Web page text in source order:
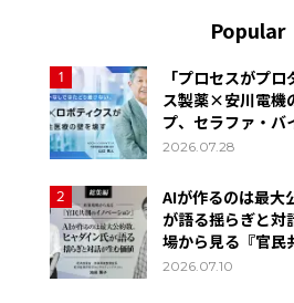
Popular
1
「プロセスがプ
ス製薬×安川電機
プ、セラファ・
2026.07.28
2
AIが作るのは最大
が語る揺らぎと対
場から見る『官
2026.07.10